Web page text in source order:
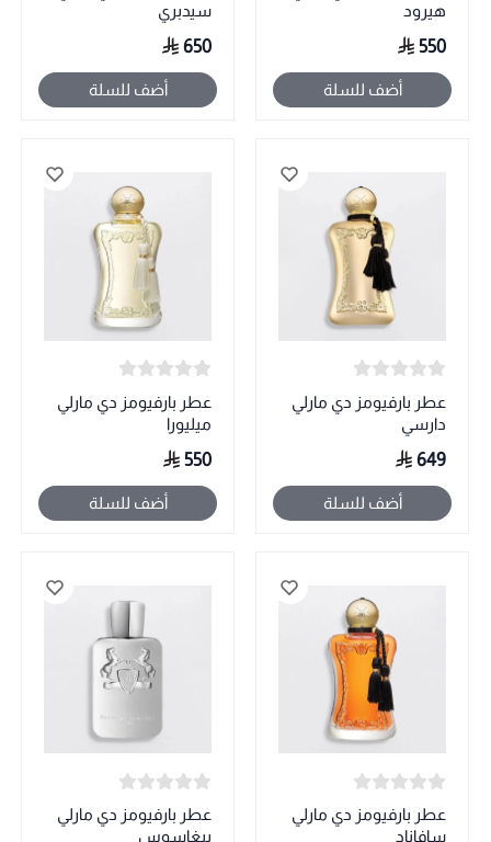
هيرود
550
أضف للسلة
سيدبري
650
أضف للسلة
عطر بارفيومز دي مارلي
دارسي
649
أضف للسلة
عطر بارفيومز دي مارلي
ميليورا
550
أضف للسلة
عطر بارفيومز دي مارلي
سافاناد
عطر بارفيومز دي مارلي
بيغاسوس